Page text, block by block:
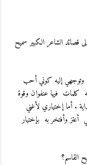
قصائد الشاعر الكبير سميح
وتوجهي إليه كوني أحب
كلمات فيها عنفوان وقوة
. أما إختياري لأغني
وأفتخر به بإختيار